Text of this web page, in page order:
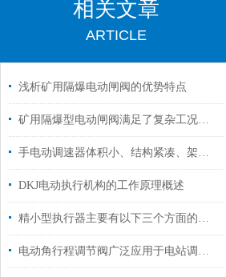
相关文章
ARTICLE
浅析矿用隔爆电动闸阀的优势特点
矿用隔爆型电动闸阀满足了复杂工况下的多样化需求
手电动调速器体积小、结构紧凑、架构合理
DKJ电动执行机构的工作原理概述
精小型执行器主要有以下三个方面的特点
电动角行程调节阀广泛应用于电站调节系统中使用